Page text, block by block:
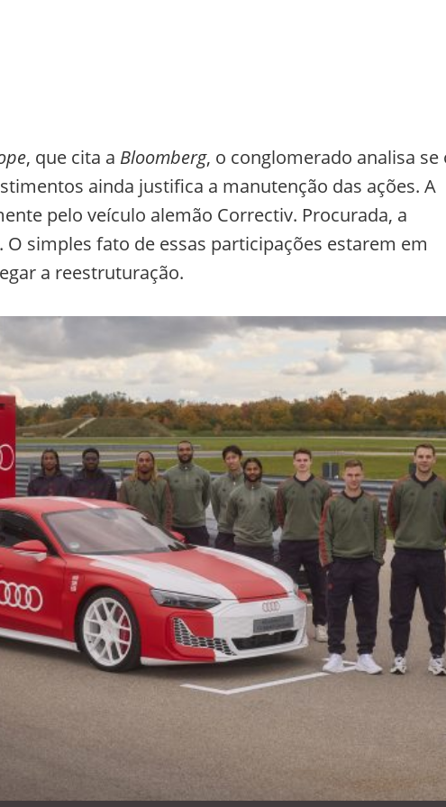
, que cita a Bloomberg, o conglomerado analisa se
ainda justifica a manutenção das ações. A
pelo veículo alemão Correctiv. Procurada, a
simples fato de essas participações estarem em
a reestruturação.